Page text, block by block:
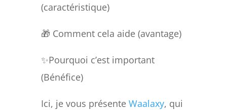
(caractéristique)
🎁 Comment cela aide (avantage)
✨Pourquoi c’est important
(Bénéfice)
Ici, je vous présenteWaalaxy, qui